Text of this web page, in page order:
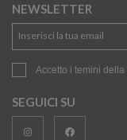
NEWSLETTER
Accetto i temini della
SEGUICI SU